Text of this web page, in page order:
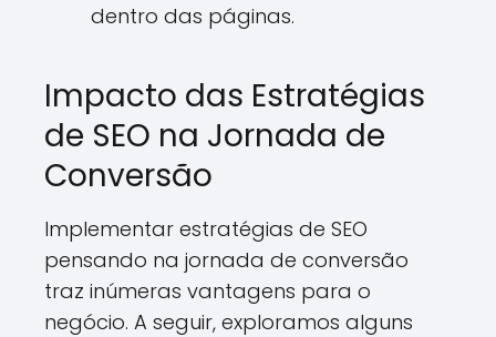
dentro das páginas.
Impacto das Estratégias
de SEO na Jornada de
Conversão
Implementar estratégias de SEO
pensando na jornada de conversão
traz inúmeras vantagens para o
negócio. A seguir, exploramos alguns